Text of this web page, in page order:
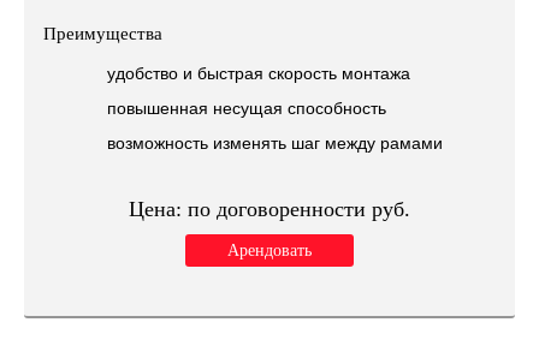
Преимущества
удобство и быстрая скорость монтажа
повышенная несущая способность
возможность изменять шаг между рамами
Цена: по договоренности руб.
Арендовать